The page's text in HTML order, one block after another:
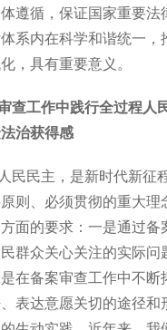
遵循，保证国家重要法
系内在科学和谐统一，
，具有重要意义。
查工作中践行全过程人
治获得感
民民主，是新时代新征
则、必须贯彻的重大理
面的要求：一是通过备
群众关心关注的实际问
在备案审查工作中不断
表达意愿关切的途径和